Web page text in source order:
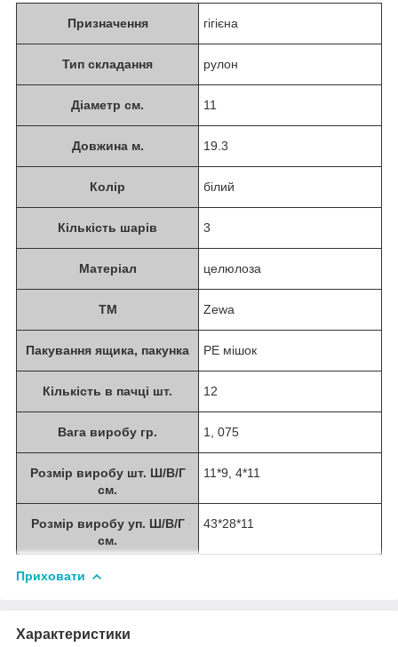
Призначення гігієна
Тип складання рулон
Діаметр см. 11
Довжина м. 19.3
Колір білий
Кількість шарів 3
Матеріал целюлоза
ТМ Zewa
Пакування ящика, пакунка PE мішок
Кількість в пачці шт. 12
Вага виробу гр. 1, 075
Розмір виробу шт. Ш/В/Г
см.
11*9, 4*11
Розмір виробу уп. Ш/В/Г
см.
43*28*11
Приховати
Характеристики